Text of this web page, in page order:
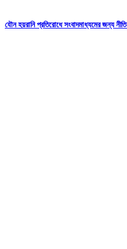
যৌন হয়রানি প্রতিরোধে সংবাদমাধ্যমের জন্য